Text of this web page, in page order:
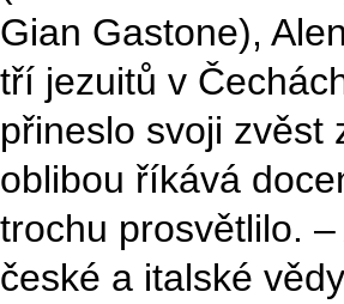
Gian Gastone),
tří jezuitů v
přineslo svoji zvěst
oblibou říkává
trochu prosvětlilo.
české a italské